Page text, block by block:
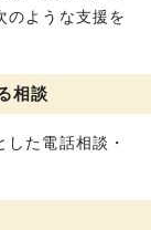
のような支援を
相談
た電話相談・